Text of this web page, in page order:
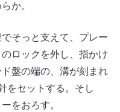
か。
そっと支えて、プレー
ロックを外し、指かけ
盤の端の、溝が刻まれ
をセットする。そし
をおろす。